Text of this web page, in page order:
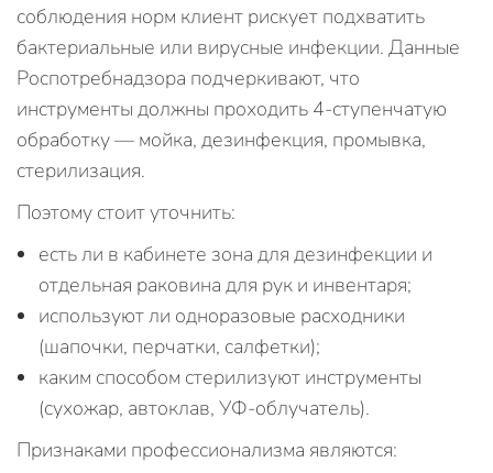
соблюдения норм клиент рискует подхватить
бактериальные или вирусные инфекции. Данные
Роспотребнадзора подчеркивают, что
инструменты должны проходить 4‑ступенчатую
обработку — мойка, дезинфекция, промывка,
стерилизация.
Поэтому стоит уточнить:
есть ли в кабинете зона для дезинфекции и
отдельная раковина для рук и инвентаря;
используют ли одноразовые расходники
(шапочки, перчатки, салфетки);
каким способом стерилизуют инструменты
(сухожар, автоклав, УФ‑облучатель).
Признаками профессионализма являются: